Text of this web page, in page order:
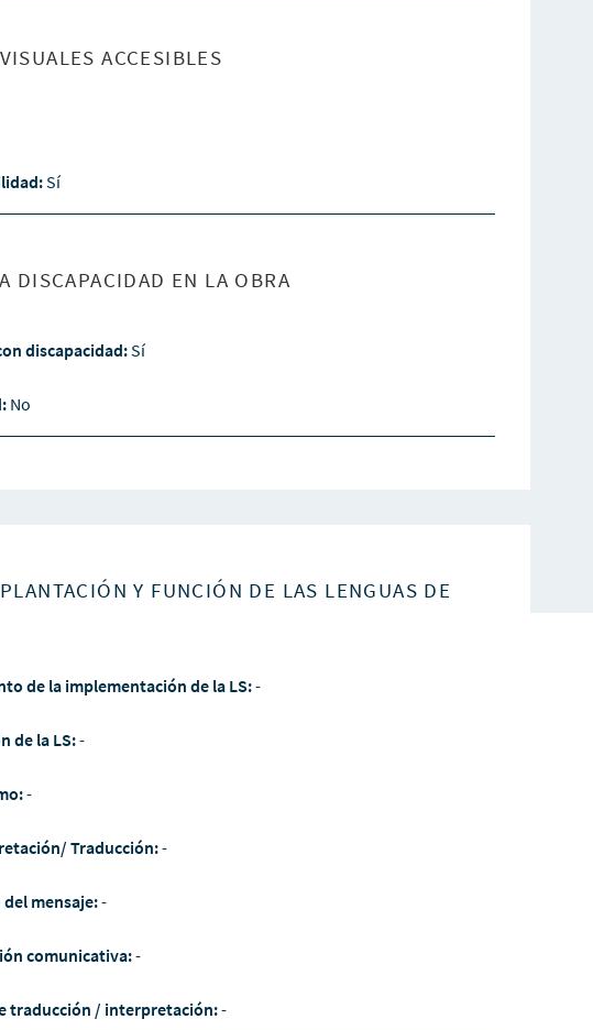
ACCESIBLES
Sí
DISCAPACIDAD EN LA OBRA
discapacidad:Sí
No
Y FUNCIÓN DE LAS LENGUAS DE
de la implementación de la LS:-
de la LS:-
-
Traducción:-
mensaje:-
comunicativa:-
traducción / interpretación:-